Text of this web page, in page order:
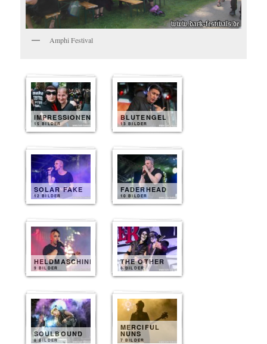
Amphi Festival
IMPRESSIONEN
15 BILDER
BLUTENGEL
13 BILDER
SOLAR FAKE
12 BILDER
FADERHEAD
10 BILDER
HELDMASCHINE
9 BILDER
THE OTHER
8 BILDER
SOULBOUND
8 BILDER
MERCIFUL
NUNS
7 BILDER